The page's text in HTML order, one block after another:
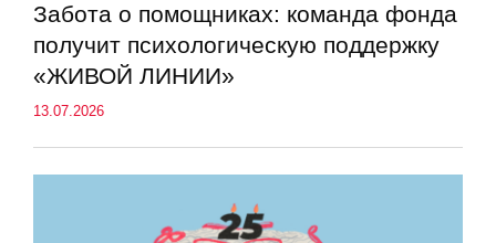
Забота о помощниках: команда фонда
получит психологическую поддержку
«ЖИВОЙ ЛИНИИ»
13.07.2026